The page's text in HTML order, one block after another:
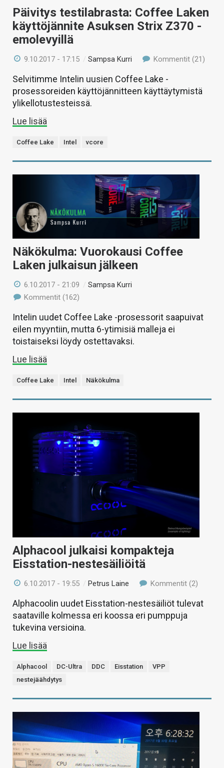
Päivitys testilabrasta: Coffee Laken
käyttöjännite Asuksen Strix Z370 -
emolevyillä
9.10.2017 - 17:15 /Sampsa Kurri Kommentit (21)
Selvitimme Intelin uusien Coffee Lake -
prosessoreiden käyttöjännitteen käyttäytymistä
ylikellotustesteissä.
Lue lisää
Coffee Lake Intel vcore
Näkökulma: Vuorokausi Coffee
Laken julkaisun jälkeen
6.10.2017 - 21:09 /Sampsa Kurri
Kommentit (162)
Intelin uudet Coffee Lake -prosessorit saapuivat
eilen myyntiin, mutta 6-ytimisiä malleja ei
toistaiseksi löydy ostettavaksi.
Lue lisää
Coffee Lake Intel Näkökulma
Alphacool julkaisi kompakteja
Eisstation-nestesäiliöitä
6.10.2017 - 19:55 /Petrus Laine Kommentit (2)
Alphacoolin uudet Eisstation-nestesäiliöt tulevat
saataville kolmessa eri koossa eri pumppuja
tukevina versioina.
Lue lisää
Alphacool DC-Ultra DDC Eisstation
VPP
nestejäähdytys